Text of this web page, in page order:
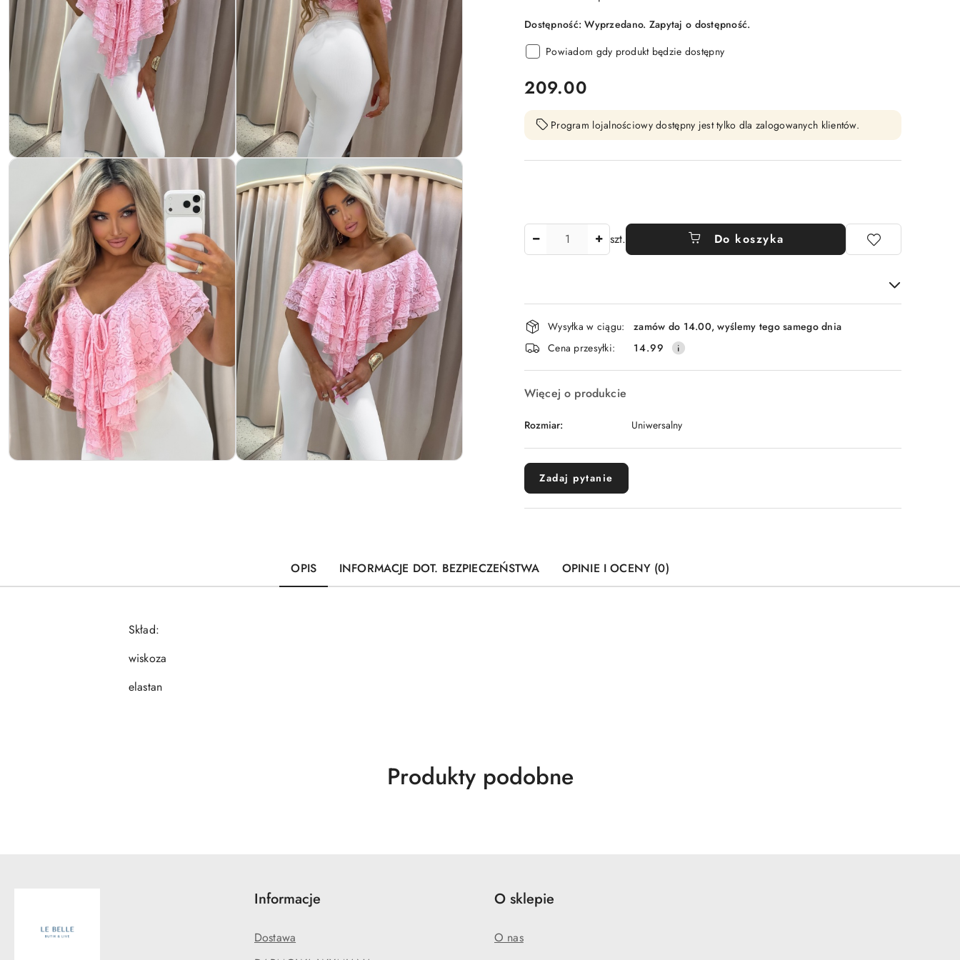
Dostępność:Wyprzedano. Zapytaj o dostępność.
Powiadom gdy produkt będzie dostępny
cena:
209.00
Program lojalnościowy dostępny jest tylko dla zalogowanych klientów.
szt. Do koszyka
Dostępność
i
dostawa
Wysyłka w ciągu:
zamów do 14.00, wyślemy tego samego dnia
Cena przesyłki:
14.99
Więcej o produkcie
Rozmiar: Uniwersalny
Zadaj pytanie
OPIS INFORMACJE DOT. BEZPIECZEŃSTWA OPINIE I OCENY (0)
Skład:
wiskoza
elastan
Produkty
Produkty podobne
Informacje
Dostawa
O sklepie
O nas